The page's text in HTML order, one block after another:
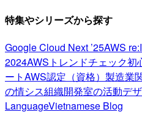
特集やシリーズから探す
Google Cloud Next ’25AWS
2024AWSトレンドチェック初
ートAWS認定（資格） 製造業
の情シス組織開発室の活動デ
LanguageVietnamese Blog